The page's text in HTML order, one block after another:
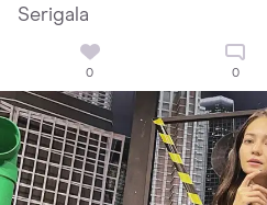
Serigala
0 0